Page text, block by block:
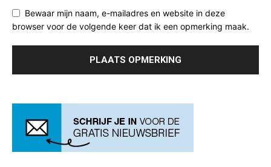
Bewaar mijn naam, e-mailadres en website in deze
browser voor de volgende keer dat ik een opmerking maak.